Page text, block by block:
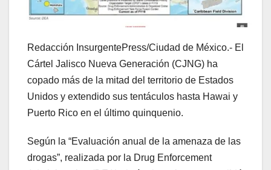
Redacción InsurgentePress/Ciudad de México.- El
Cártel Jalisco Nueva Generación (CJNG) ha
copado más de la mitad del territorio de Estados
Unidos y extendido sus tentáculos hasta Hawai y
Puerto Rico en el último quinquenio.
Según la “Evaluación anual de la amenaza de las
drogas”, realizada por la Drug Enforcement